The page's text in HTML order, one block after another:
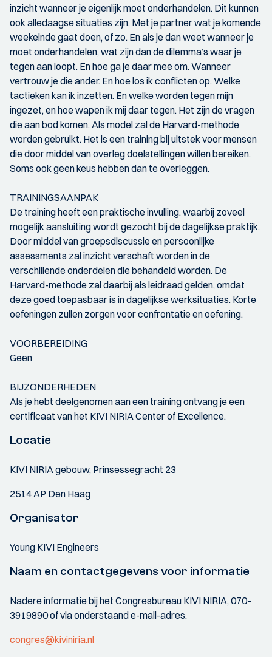
inzicht wanneer je eigenlijk moet onderhandelen. Dit kunnen
ook alledaagse situaties zijn. Met je partner wat je komende
weekeinde gaat doen, of zo. En als je dan weet wanneer je
moet onderhandelen, wat zijn dan de dilemma’s waar je
tegen aan loopt. En hoe ga je daar mee om. Wanneer
vertrouw je die ander. En hoe los ik conflicten op. Welke
tactieken kan ik inzetten. En welke worden tegen mijn
ingezet, en hoe wapen ik mij daar tegen. Het zijn de vragen
die aan bod komen. Als model zal de Harvard-methode
worden gebruikt. Het is een training bij uitstek voor mensen
die door middel van overleg doelstellingen willen bereiken.
Soms ook geen keus hebben dan te overleggen.
TRAININGSAANPAK
De training heeft een praktische invulling, waarbij zoveel
mogelijk aansluiting wordt gezocht bij de dagelijkse praktijk.
Door middel van groepsdiscussie en persoonlijke
assessments zal inzicht verschaft worden in de
verschillende onderdelen die behandeld worden. De
Harvard-methode zal daarbij als leidraad gelden, omdat
deze goed toepasbaar is in dagelijkse werksituaties. Korte
oefeningen zullen zorgen voor confrontatie en oefening.
VOORBEREIDING
Geen
BIJZONDERHEDEN
Als je hebt deelgenomen aan een training ontvang je een
certificaat van het KIVI NIRIA Center of Excellence.
Locatie
KIVI NIRIA gebouw, Prinsessegracht 23
2514 AP Den Haag
Organisator
Young KIVI Engineers
Naam en contactgegevens voor informatie
Nadere informatie bij het Congresbureau KIVI NIRIA, 070–
3919890 of via onderstaand e-mail-adres.
congres@kiviniria.nl